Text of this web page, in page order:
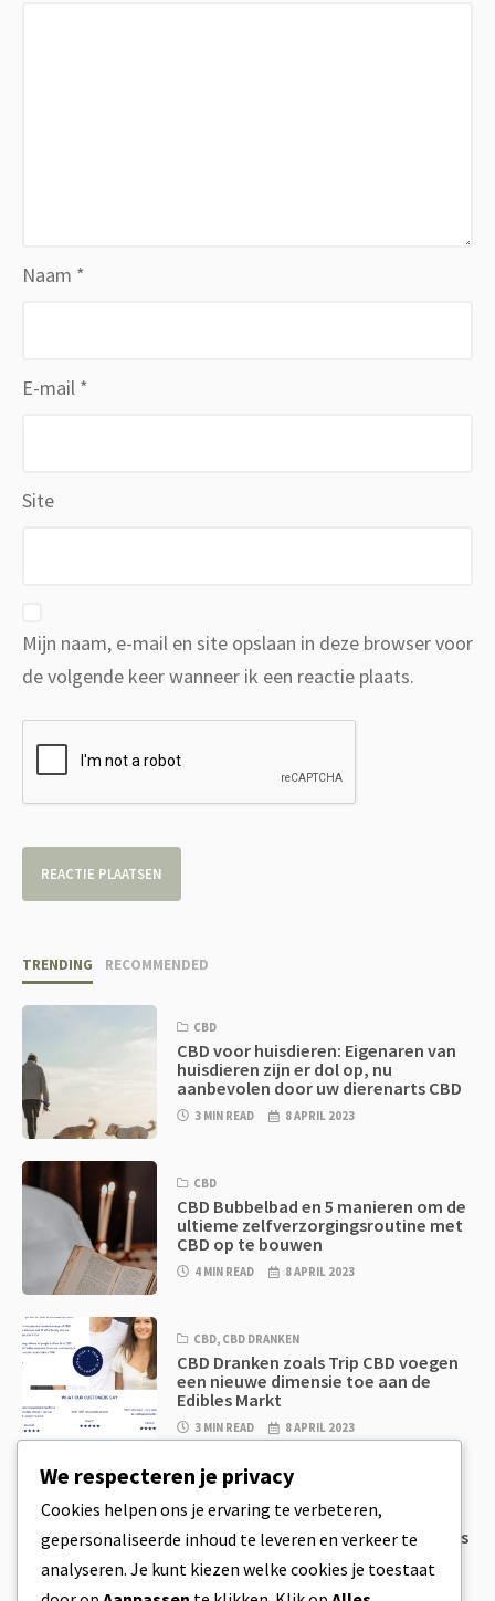
Naam *
E-mail *
Site
Mijn naam, e-mail en site opslaan in deze browser voor
de volgende keer wanneer ik een reactie plaats.
TRENDING RECOMMENDED
CBD
CBD voor huisdieren: Eigenaren van
huisdieren zijn er dol op, nu
aanbevolen door uw dierenarts CBD
3 MIN READ 8 APRIL 2023
CBD
CBD Bubbelbad en 5 manieren om de
ultieme zelfverzorgingsroutine met
CBD op te bouwen
4 MIN READ 8 APRIL 2023
CBD, CBD DRANKEN
CBD Dranken zoals Trip CBD voegen
een nieuwe dimensie toe aan de
Edibles Markt
3 MIN READ 8 APRIL 2023
CBD Koekjesdeeg & Ongelooflijk
Simpele CBD Edibles Die Je Zelf Thuis
8 APRIL 2023
We respecteren je privacy
Cookies helpen ons je ervaring te verbeteren,
gepersonaliseerde inhoud te leveren en verkeer te
analyseren. Je kunt kiezen welke cookies je toestaat